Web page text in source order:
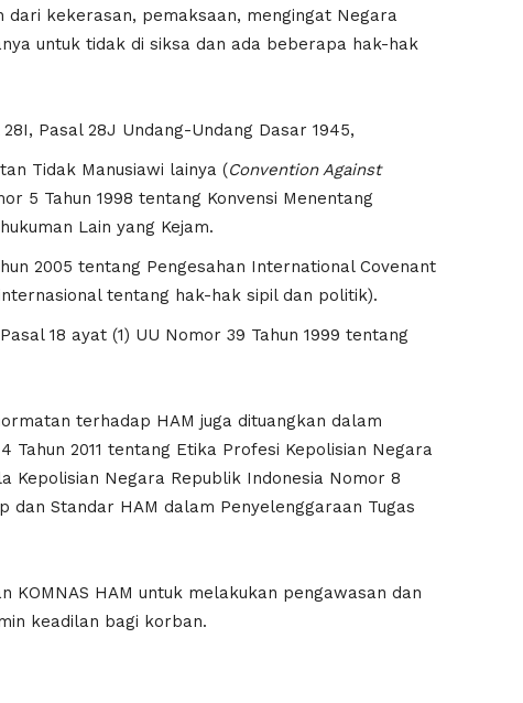
kekerasan, pemaksaan, mengingat Negara
untuk tidak di siksa dan ada beberapa hak-hak
Pasal 28J Undang-Undang Dasar 1945,
Tidak Manusiawi lainya (Convention Against
5 Tahun 1998 tentang Konvensi Menentang
Lain yang Kejam.
2005 tentang Pengesahan International Covenant
tentang hak-hak sipil dan politik).
18 ayat (1) UU Nomor 39 Tahun 1999 tentang
terhadap HAM juga dituangkan dalam
Tahun 2011 tentang Etika Profesi Kepolisian Negara
Kepolisian Negara Republik Indonesia Nomor 8
Standar HAM dalam Penyelenggaraan Tugas
KOMNAS HAM untuk melakukan pengawasan dan
keadilan bagi korban.